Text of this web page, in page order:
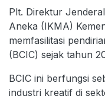
Plt. Direktur
Aneka (IKMA)
memfasilitasi
(BCIC) sejak tahun
BCIC ini berfungsi
industri kreatif di